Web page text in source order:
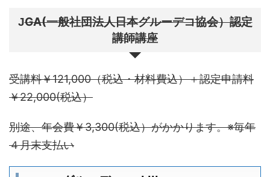
JGA(一般社団法人日本グルーデコ協会）認定
講師講座
受講料￥121,000（税込・材料費込）＋認定申請料
￥22,000(税込）
別途、年会費￥3,300(税込）がかかります。※毎年
４月末支払い